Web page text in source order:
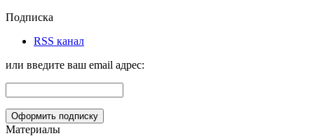
Подписка
RSS канал
или введите ваш email адрес:
Материалы